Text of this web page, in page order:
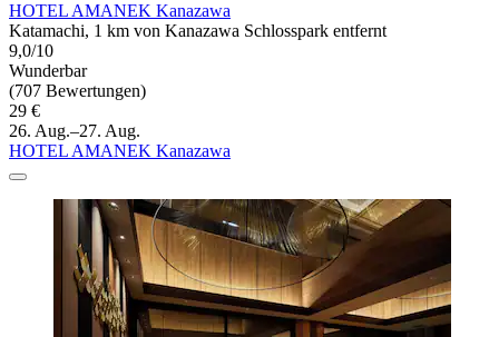
HOTEL AMANEK Kanazawa
Katamachi, 1 km von Kanazawa Schlosspark entfernt
9,0/10
Wunderbar
(707 Bewertungen)
29 €
26. Aug.–27. Aug.
HOTEL AMANEK Kanazawa